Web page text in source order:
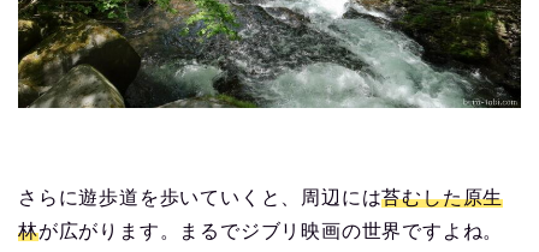
さらに遊歩道を歩いていくと、周辺には苔むした原生
林が広がります。まるでジブリ映画の世界ですよね。